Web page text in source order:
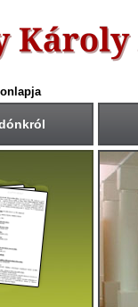
nap:
1. (hétfő)
nap:
(péntek)
száma:
23-igtart.